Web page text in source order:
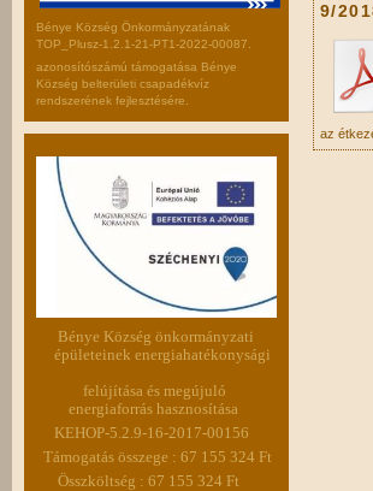
Bénye Község Önkormányzatának
TOP_Plusz-1.2.1-21-PT1-2022-00087.
azonosítószámú támogatása Bénye
Község belterületi csapadékvíz
rendszerének fejlesztésére.
Bénye Község önkormányzati
épületeinek energiahatékonysági
felújítása és megújuló
energiaforrás hasznosítása
KEHOP-5.2.9-16-2017-00156
Támogatás összege : 67 155 324 Ft
Összköltség : 67 155 324 Ft
9/
az